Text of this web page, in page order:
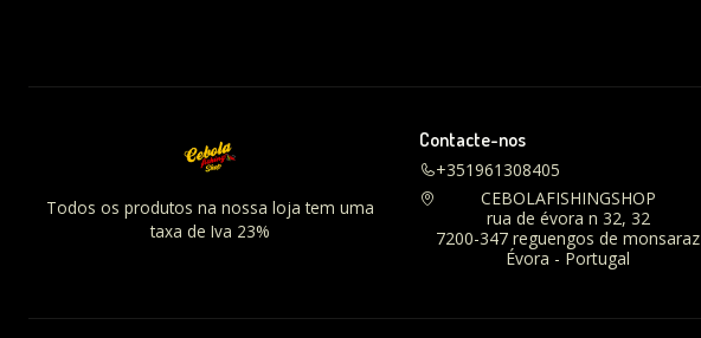
Todos os produtos na nossa loja tem uma
taxa de Iva 23%
Contacte-nos
+351961308405
CEBOLAFISHINGSHOP
rua de évora n 32, 32
7200-347 reguengos de monsaraz
Évora - Portugal